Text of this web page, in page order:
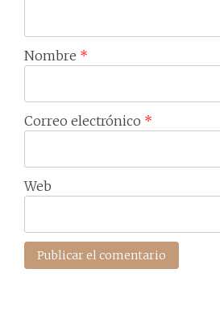
Nombre *
Correo electrónico *
Web